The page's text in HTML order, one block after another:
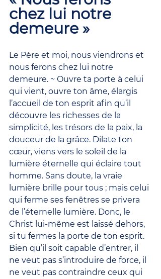
chez lui notre
demeure »
Le Père et moi, nous viendrons et
nous ferons chez lui notre
demeure. ~ Ouvre ta porte à celui
qui vient, ouvre ton âme, élargis
l’accueil de ton esprit afin qu’il
découvre les richesses de la
simplicité, les trésors de la paix, la
douceur de la grâce. Dilate ton
cœur, viens vers le soleil de la
lumière éternelle qui éclaire tout
homme. Sans doute, la vraie
lumière brille pour tous ; mais celui
qui ferme ses fenêtres se privera
de l’éternelle lumière. Donc, le
Christ lui-même est laissé dehors,
si tu fermes la porte de ton esprit.
Bien qu’il soit capable d’entrer, il
ne veut pas s’introduire de force, il
ne veut pas contraindre ceux qui